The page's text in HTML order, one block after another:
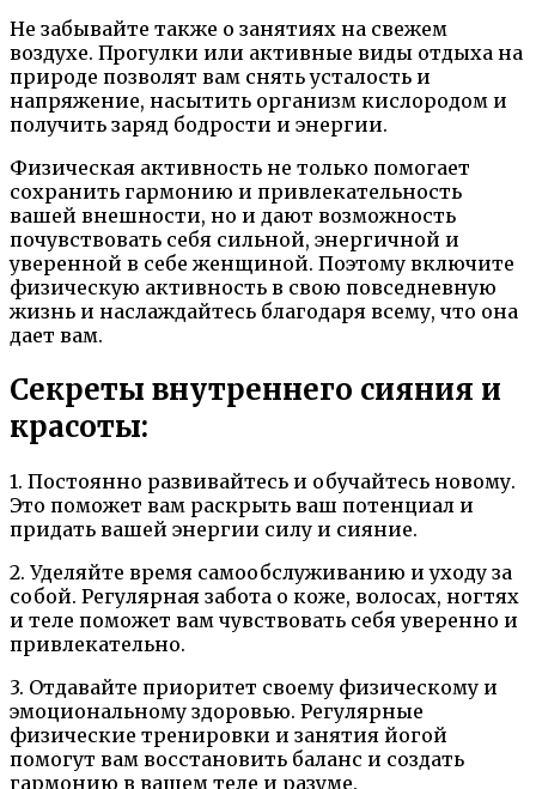
Не забывайте также о занятиях на свежем
воздухе. Прогулки или активные виды отдыха на
природе позволят вам снять усталость и
напряжение, насытить организм кислородом и
получить заряд бодрости и энергии.
Физическая активность не только помогает
сохранить гармонию и привлекательность
вашей внешности, но и дают возможность
почувствовать себя сильной, энергичной и
уверенной в себе женщиной. Поэтому включите
физическую активность в свою повседневную
жизнь и наслаждайтесь благодаря всему, что она
дает вам.
Секреты внутреннего сияния и
красоты:
1. Постоянно развивайтесь и обучайтесь новому.
Это поможет вам раскрыть ваш потенциал и
придать вашей энергии силу и сияние.
2. Уделяйте время самообслуживанию и уходу за
собой. Регулярная забота о коже, волосах, ногтях
и теле поможет вам чувствовать себя уверенно и
привлекательно.
3. Отдавайте приоритет своему физическому и
эмоциональному здоровью. Регулярные
физические тренировки и занятия йогой
помогут вам восстановить баланс и создать
гармонию в вашем теле и разуме.